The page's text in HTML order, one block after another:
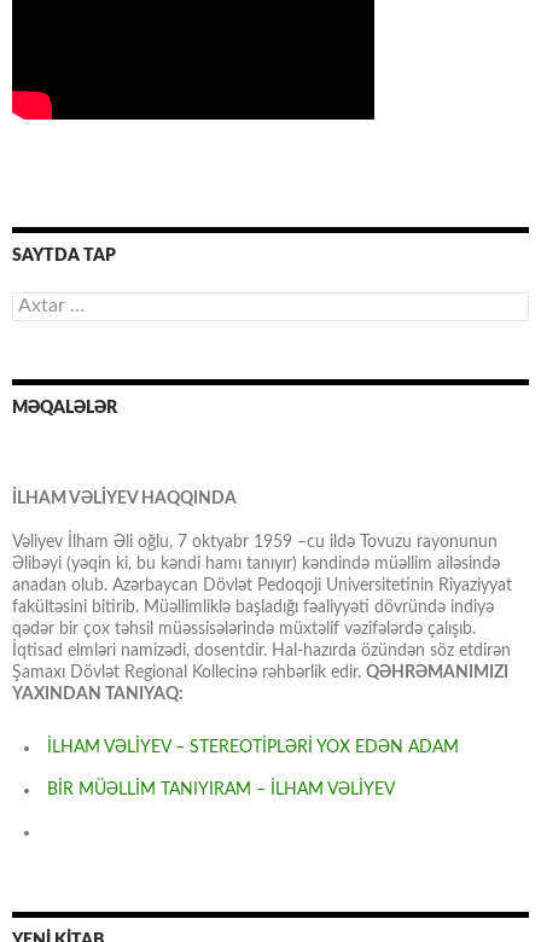
SAYTDA TAP
Axtarış:
MƏQALƏLƏR
İLHAM VƏLİYEV HAQQINDA
Vəliyev İlham Əli oğlu, 7 oktyabr 1959 –cu ildə Tovuzu rayonunun
Əlibəyi (yəqin ki, bu kəndi hamı tanıyır) kəndində müəllim ailəsində
anadan olub. Azərbaycan Dövlət Pedoqoji Universitetinin Riyaziyyat
fakültəsini bitirib. Müəllimliklə başladığı fəaliyyəti dövründə indiyə
qədər bir çox təhsil müəssisələrində müxtəlif vəzifələrdə çalışıb.
İqtisad elmləri namizədi, dosentdir. Hal-hazırda özündən söz etdirən
Şamaxı Dövlət Regional Kollecinə rəhbərlik edir. QƏHRƏMANIMIZI
YAXINDAN TANIYAQ:
İLHAM VƏLİYEV – STEREOTİPLƏRİ YOX EDƏN ADAM
BİR MÜƏLLİM TANIYIRAM – İLHAM VƏLİYEV